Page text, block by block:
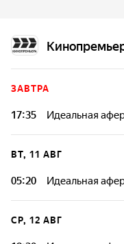
не привыкли прощать
ЗАВТРА
17:35 Идеальная
ВТ, 11 АВГ
05:20 Идеальная
СР, 12 АВГ